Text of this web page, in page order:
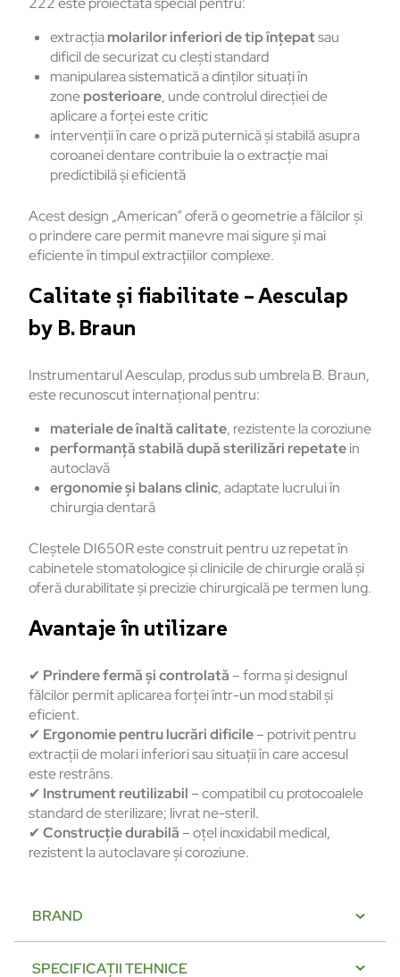
extracțiamolarilor inferiori de tip înțepatsau
dificil de securizat cu clești standard
manipularea sistematică a dinților situați în
zoneposterioare, unde controlul direcției de
aplicare a forței este critic
intervenții în care o priză puternică și stabilă asupra
coroanei dentare contribuie la o extracție mai
predictibilă și eficientă
Acest design „American” oferă o geometrie a fălcilor și
o prindere care permit manevre mai sigure și mai
eficiente în timpul extracțiilor complexe.
Calitate și fiabilitate – Aesculap
by B. Braun
Instrumentarul Aesculap, produs sub umbrela B. Braun,
este recunoscut internațional pentru:
materiale de înaltă calitate, rezistente la coroziune
performanță stabilă după sterilizări repetatein
autoclavă
ergonomie și balans clinic, adaptate lucrului în
chirurgia dentară
Cleștele DI650R este construit pentru uz repetat în
cabinetele stomatologice și clinicile de chirurgie orală și
oferă durabilitate și precizie chirurgicală pe termen lung.
Avantaje în utilizare
✔ Prindere fermă și controlată– forma și designul
fălcilor permit aplicarea forței într-un mod stabil și
eficient.
✔ Ergonomie pentru lucrări dificile– potrivit pentru
extracții de molari inferiori sau situații în care accesul
este restrâns.
✔ Instrument reutilizabil– compatibil cu protocoalele
standard de sterilizare; livrat ne-steril.
✔Construcție durabilă– oțel inoxidabil medical,
rezistent la autoclavare și coroziune.
BRAND
SPECIFICAȚII TEHNICE